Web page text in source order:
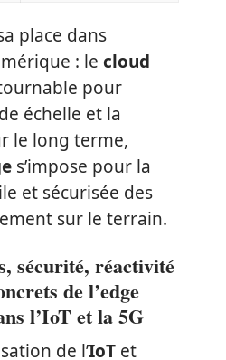
place dans
: le cloud
pour
échelle et la
le long terme,
s’impose pour la
et sécurisée des
sur le terrain.
sécurité, réactivité
de l’edge
l’IoT et la 5G
de l’IoT et